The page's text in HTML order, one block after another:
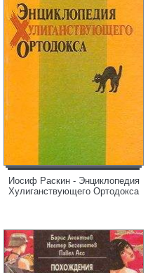
Иосиф Раскин - Энциклопедия
Хулиганствующего Ортодокса